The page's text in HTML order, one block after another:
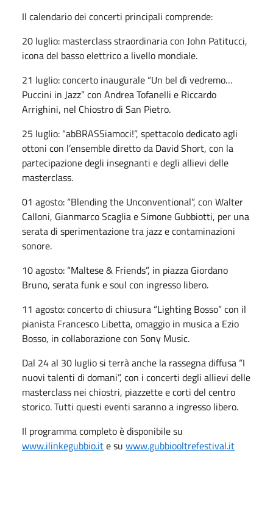
Il calendario dei concerti principali comprende:
20 luglio: masterclass straordinaria con John Patitucci,
icona del basso elettrico a livello mondiale.
21 luglio: concerto inaugurale “Un bel dì vedremo…
Puccini in Jazz” con Andrea Tofanelli e Riccardo
Arrighini, nel Chiostro di San Pietro.
25 luglio: “abBRASSiamoci!”, spettacolo dedicato agli
ottoni con l’ensemble diretto da David Short, con la
partecipazione degli insegnanti e degli allievi delle
masterclass.
01 agosto: “Blending the Unconventional”, con Walter
Calloni, Gianmarco Scaglia e Simone Gubbiotti, per una
serata di sperimentazione tra jazz e contaminazioni
sonore.
10 agosto: “Maltese & Friends”, in piazza Giordano
Bruno, serata funk e soul con ingresso libero.
11 agosto: concerto di chiusura “Lighting Bosso” con il
pianista Francesco Libetta, omaggio in musica a Ezio
Bosso, in collaborazione con Sony Music.
Dal 24 al 30 luglio si terrà anche la rassegna diffusa “I
nuovi talenti di domani”, con i concerti degli allievi delle
masterclass nei chiostri, piazzette e corti del centro
storico. Tutti questi eventi saranno a ingresso libero.
Il programma completo è disponibile su
www.ilinkegubbio.ite su www.gubbiooltrefestival.it